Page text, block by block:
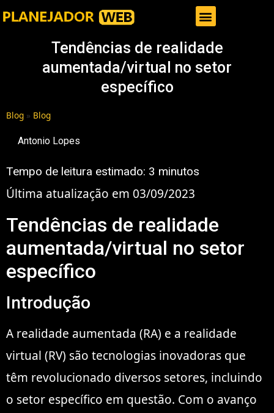
Tendências de realidade
aumentada/virtual no setor
específico
Blog » Blog
Antonio Lopes
Tempo de leitura estimado: 3 minutos
Última atualização em 03/09/2023
Tendências de realidade
aumentada/virtual no setor
específico
Introdução
A realidade aumentada (RA) e a realidade
virtual (RV) são tecnologias inovadoras que
têm revolucionado diversos setores, incluindo
o setor específico em questão. Com o avanço